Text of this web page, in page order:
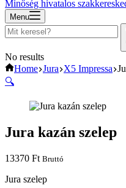
Minőség hivatalos
Menu
No results
Home Jura X5 Impressa
🔍
Jura kazán szelep
13370 Ft Bruttó
Jura szelep